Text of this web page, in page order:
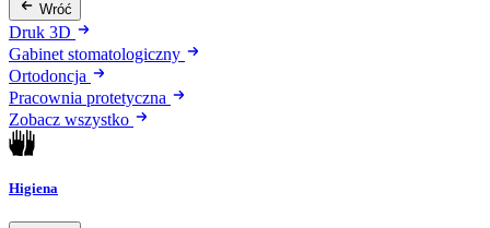
Wróć
Druk 3D
Gabinet stomatologiczny
Ortodoncja
Pracownia protetyczna
Zobacz wszystko
Higiena